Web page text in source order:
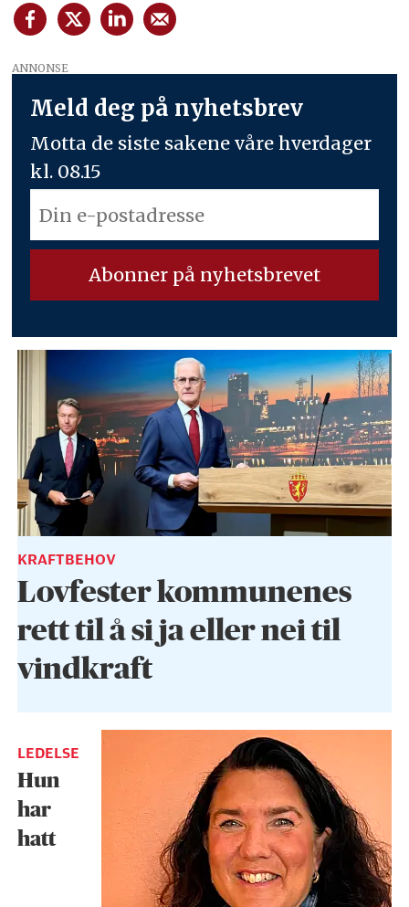
ANNONSE
Meld deg på nyhetsbrev
Motta de siste sakene våre hverdager
kl. 08.15
KRAFTBEHOV
Lovfester kommunenes
rett til å si ja eller nei til
vindkraft
LEDELSE
Hun
har
hatt